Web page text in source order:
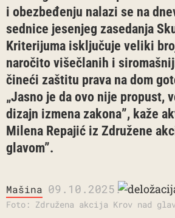
i obezbeđenju nalazi se na
sednice jesenjeg zasedanja
Kriterijuma isključuje veliki
naročito višečlanih i
čineći zaštitu prava na dom
„Jasno je da ovo nije propust,
dizajn izmena zakona”, kaže
Milena Repajić iz Združene
glavom”.
Mašina 09.10.2025.
Foto: Združena akcija Krov nad